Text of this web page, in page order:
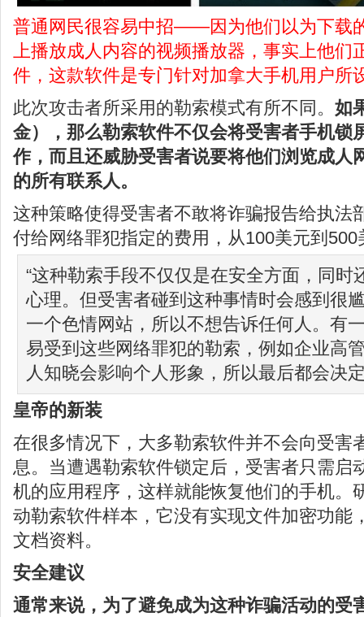
普通网民很容易中招——因为他们以为下载
上播放成人内容的视频播放器，事实上他们
件，这款软件是专门针对加拿大手机用户所
此次攻击者所采用的勒索模式有所不同。 如
金），那么勒索软件不仅会将受害者手机锁
作，而且还威胁受害者说要将他们浏览成人
的所有联系人。
这种策略使得受害者不敢将诈骗报告给执法
付给网络罪犯指定的费用，从100美元到500
“这种勒索手段不仅仅是在安全方面，同时
心理。但受害者碰到这种事情时会感到很
一个色情网站，所以不想告诉任何人。有
易受到这些网络罪犯的勒索，例如企业高
人知晓会影响个人形象，所以最后都会决
皇帝的新装
在很多情况下，大多勒索软件并不会向受害
息。当遭遇勒索软件锁定后，受害者只需启
机的应用程序，这样就能恢复他们的手机。
动勒索软件样本，它没有实现文件加密功能
文档资料。
安全建议
通常来说，为了避免成为这种诈骗活动的受